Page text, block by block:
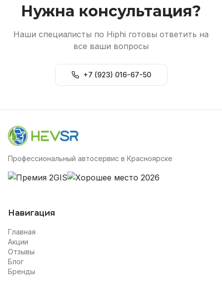
Нужна консультация?
Наши специалисты по Hiphi готовы ответить на
все ваши вопросы
+7 (923) 016-67-50
Профессиональный автосервис в Красноярске
Навигация
Главная
Акции
Отзывы
Блог
Бренды